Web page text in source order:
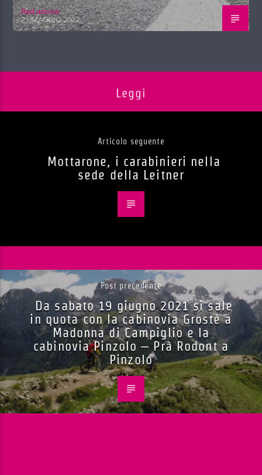
Red.azione
21 MAGGIO 2022
Leggi
Articolo seguente
Mottarone, i carabinieri nella
sede della Leitner
Post precedente
Da sabato 19 giugno 2021 si sale
in quota con la cabinovia Grostè a
Madonna di Campiglio e la
cabinovia Pinzolo – Prà Rodont a
Pinzolo